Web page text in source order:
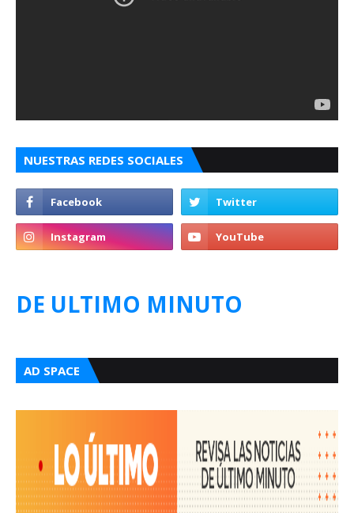
NUESTRAS REDES SOCIALES
DE ULTIMO MINUTO
AD SPACE